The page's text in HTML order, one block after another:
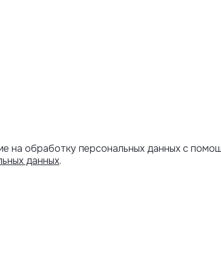
на обработку персональных данных с
данных.